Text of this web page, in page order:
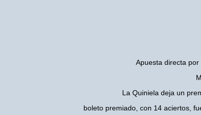
Apuesta directa
La Quiniela deja un
boleto premiado, con 14 aciertos,